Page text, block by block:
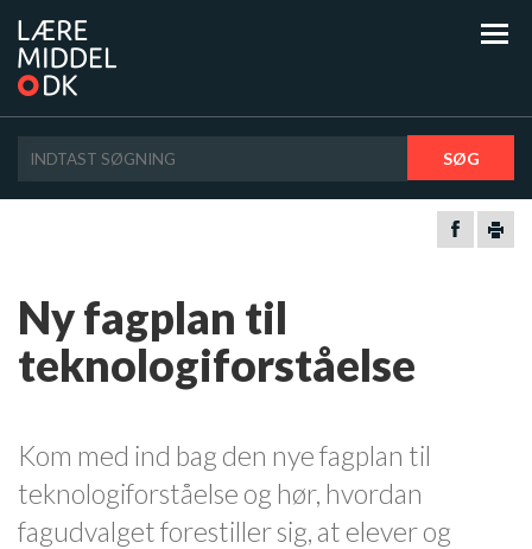
SØG
Ny fagplan til
teknologiforståelse
Kom med ind bag den nye fagplan til
teknologiforståelse og hør, hvordan
fagudvalget forestiller sig, at elever og